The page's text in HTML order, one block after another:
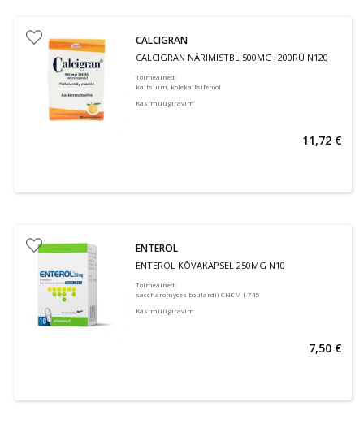
CALCIGRAN
CALCIGRAN NÄRIMISTBL 500MG+200RÜ N120
Toimeained:
kaltsium, kolekaltsiferool
Käsimüügiravim
11,72 €
ENTEROL
ENTEROL KÕVAKAPSEL 250MG N10
Toimeained:
saccharomyces boulardii CNCM I-745
Käsimüügiravim
7,50 €